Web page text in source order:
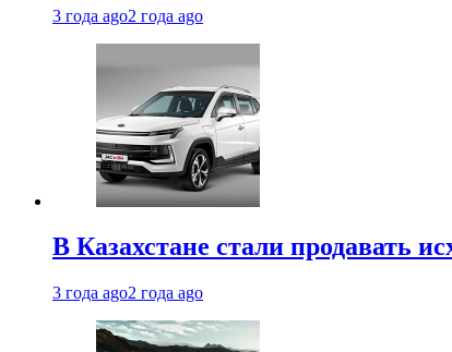
3 года ago2 года ago
В Казахстане стали продавать
3 года ago2 года ago